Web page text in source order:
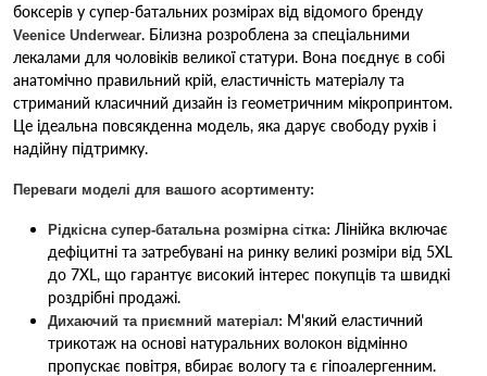
боксерів у супер-батальних розмірах від відомого бренду
Veenice Underwear. Білизна розроблена за спеціальними
лекалами для чоловіків великої статури. Вона поєднує в собі
анатомічно правильний крій, еластичність матеріалу та
стриманий класичний дизайн із геометричним мікропринтом.
Це ідеальна повсякденна модель, яка дарує свободу рухів і
надійну підтримку.
Переваги моделі для вашого асортименту:
Рідкісна супер-батальна розмірна сітка: Лінійка включає
дефіцитні та затребувані на ринку великі розміри від 5XL
до 7XL, що гарантує високий інтерес покупців та швидкі
роздрібні продажі.
Дихаючий та приємний матеріал: М'який еластичний
трикотаж на основі натуральних волокон відмінно
пропускає повітря, вбирає вологу та є гіпоалергенним.